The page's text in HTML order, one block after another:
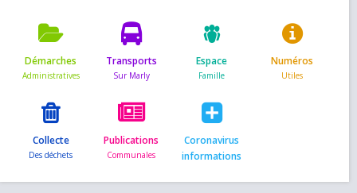
Démarches Transports Espace Numéros
Collecte Publications
Coronavirus
informations